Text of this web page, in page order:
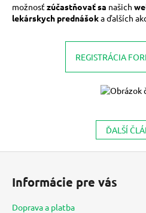
možnosťzúčastňovať sa našich
lekárskych prednášoka ďalších
REGISTRÁCIA
ĎALŠÍ
Informácie pre vás
Doprava a platba